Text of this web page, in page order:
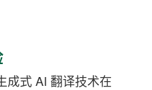
成式 AI 翻译技术在